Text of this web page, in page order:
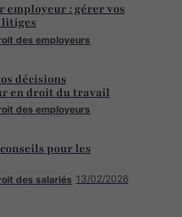
des employeurs
employeur : gérer vos
litiges
des employeurs
décisions
en droit du travail
des salariés 13/02/2026
pour les